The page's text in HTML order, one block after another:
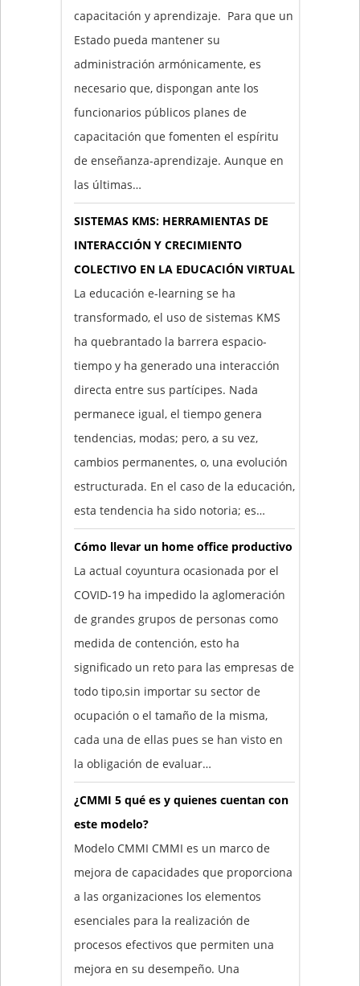
capacitación y aprendizaje. Para que un
Estado pueda mantener su
administración armónicamente, es
necesario que, dispongan ante los
funcionarios públicos planes de
capacitación que fomenten el espíritu
de enseñanza-aprendizaje. Aunque en
las últimas…
SISTEMAS KMS: HERRAMIENTAS DE
INTERACCIÓN Y CRECIMIENTO
COLECTIVO EN LA EDUCACIÓN VIRTUAL
La educación e-learning se ha
transformado, el uso de sistemas KMS
ha quebrantado la barrera espacio-
tiempo y ha generado una interacción
directa entre sus partícipes. Nada
permanece igual, el tiempo genera
tendencias, modas; pero, a su vez,
cambios permanentes, o, una evolución
estructurada. En el caso de la educación,
esta tendencia ha sido notoria; es…
Cómo llevar un home office productivo
La actual coyuntura ocasionada por el
COVID-19 ha impedido la aglomeración
de grandes grupos de personas como
medida de contención, esto ha
significado un reto para las empresas de
todo tipo,sin importar su sector de
ocupación o el tamaño de la misma,
cada una de ellas pues se han visto en
la obligación de evaluar…
¿CMMI 5 qué es y quienes cuentan con
este modelo?
Modelo CMMI CMMI es un marco de
mejora de capacidades que proporciona
a las organizaciones los elementos
esenciales para la realización de
procesos efectivos que permiten una
mejora en su desempeño. Una